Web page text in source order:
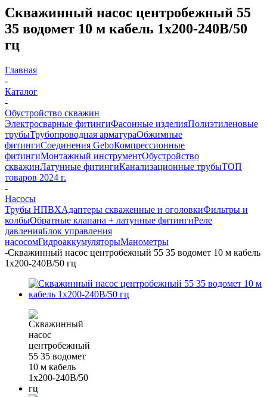
Скважинный насос центробежный 55
35 водомет 10 м кабель 1х200-240В/50
гц
Главная
-
Каталог
-
Обустройство скважин
Электросварные фитингиФасонные изделияПолиэтиленовые
трубыТрубопроводная арматураОбжимные
фитингиСоединения GeboКомпрессионные
фитингиМонтажный инструментОбустройство
скважинЛатунные фитингиКанализационные трубыТОП
товаров 2024 г.
-
Насосы
Трубы НПВХАдаптеры скваженные и оголовкиФильтры и
колбыОбратные клапана + латунные фитингиРеле
давленияБлок управления
насосомГидроаккумуляторыМанометры
-Скважинный насос центробежный 55 35 водомет 10 м кабель
1х200-240В/50 гц